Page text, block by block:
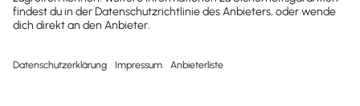
Kostenlos testen